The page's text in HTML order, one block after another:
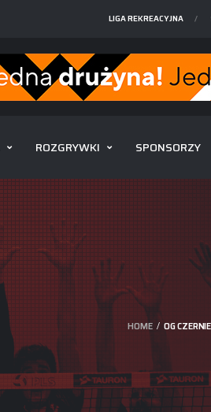
LIGA REKREACYJNA
ROZGRYWKI SPONSORZY
HOME OG